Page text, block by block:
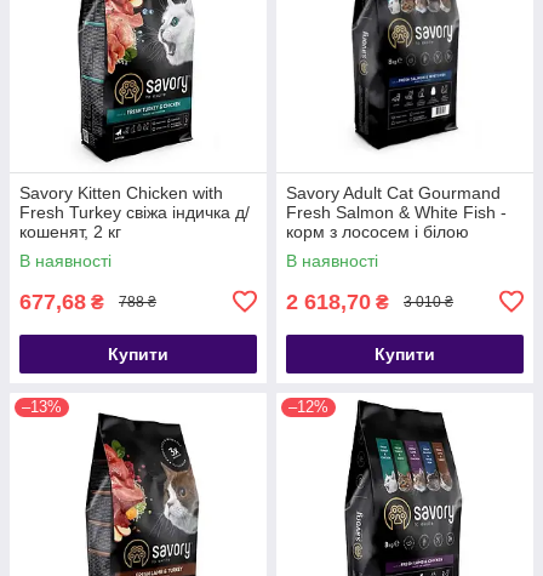
Savory Kitten Chicken with
Fresh Turkey свіжа індичка д/
кошенят, 2 кг
В наявності
677,68 ₴ 788 ₴
Купити
Savory Adult Cat Gourmand
Fresh Salmon & White Fish -
корм з лососем і білою
рибою для дорослих котів 8кг
В наявності
2 618,70 ₴ 3 010 ₴
Купити
–13% –12%